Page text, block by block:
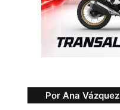
Por Ana Vázquez